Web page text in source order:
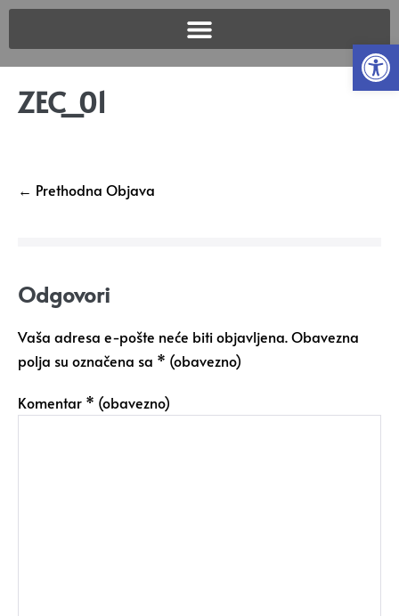
ZEC_01
← Prethodna Objava
Odgovori
Vaša adresa e-pošte neće biti objavljena.Obavezna
polja su označena sa * (obavezno)
Komentar * (obavezno)